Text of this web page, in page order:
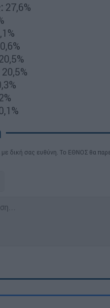
27,6%
20,5%
δική σας ευθύνη. Το ΕΘΝΟΣ θα